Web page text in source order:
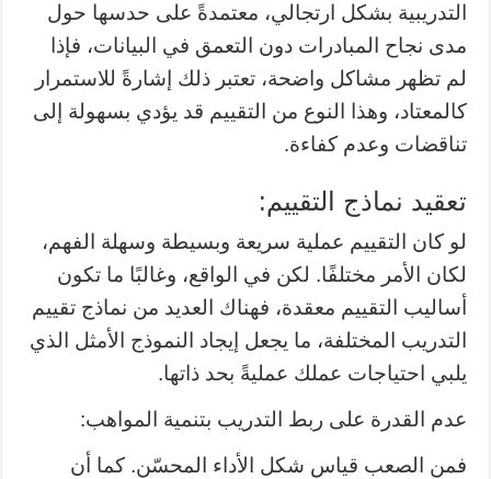
التدريبية بشكل ارتجالي، معتمدةً على حدسها حول
مدى نجاح المبادرات دون التعمق في البيانات، فإذا
لم تظهر مشاكل واضحة، تعتبر ذلك إشارةً للاستمرار
كالمعتاد، وهذا النوع من التقييم قد يؤدي بسهولة إلى
تناقضات وعدم كفاءة.
تعقيد نماذج التقييم:
لو كان التقييم عملية سريعة وبسيطة وسهلة الفهم،
لكان الأمر مختلفًا. لكن في الواقع، وغالبًا ما تكون
أساليب التقييم معقدة، فهناك العديد من نماذج تقييم
التدريب المختلفة، ما يجعل إيجاد النموذج الأمثل الذي
يلبي احتياجات عملك عمليةً بحد ذاتها.
عدم القدرة على ربط التدريب بتنمية المواهب:
فمن الصعب قياس شكل الأداء المحسّن. كما أن